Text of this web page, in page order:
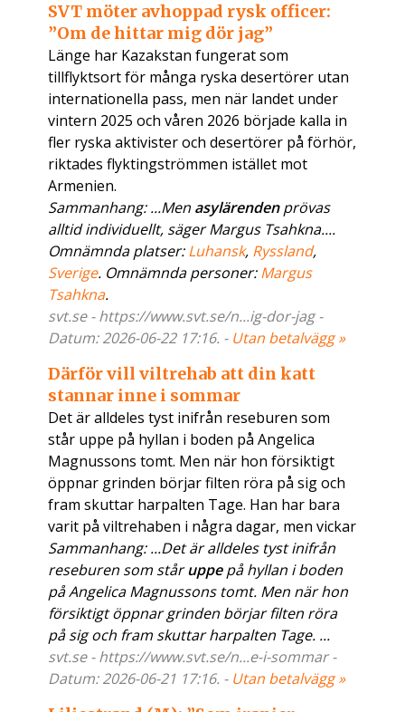
SVT möter avhoppad rysk officer:
”Om de hittar mig dör jag”
Länge har Kazakstan fungerat som
tillflyktsort för många ryska desertörer utan
internationella pass, men när landet under
vintern 2025 och våren 2026 började kalla in
fler ryska aktivister och desertörer på förhör,
riktades flyktingströmmen istället mot
Armenien.
Sammanhang: ...Men asylärendenprövas
alltid individuellt, säger Margus Tsahkna....
Omnämnda platser:Luhansk, Ryssland,
Sverige. Omnämnda personer:Margus
Tsahkna.
svt.se - https://www.svt.se/n...ig-dor-jag -
Datum: 2026-06-22 17:16. - Utan betalvägg »
Därför vill viltrehab att din katt
stannar inne i sommar
Det är alldeles tyst inifrån reseburen som
står uppe på hyllan i boden på Angelica
Magnussons tomt. Men när hon försiktigt
öppnar grinden börjar filten röra på sig och
fram skuttar harpalten Tage. Han har bara
varit på viltrehaben i några dagar, men vickar
Sammanhang: ...Det är alldeles tyst inifrån
reseburen som ståruppepå hyllan i boden
på Angelica Magnussons tomt. Men när hon
försiktigt öppnar grinden börjar filten röra
på sig och fram skuttar harpalten Tage. ...
svt.se - https://www.svt.se/n...e-i-sommar -
Datum: 2026-06-21 17:16. - Utan betalvägg »